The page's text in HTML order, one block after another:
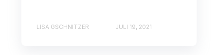
LISA GSCHNITZER JULI 19, 2021